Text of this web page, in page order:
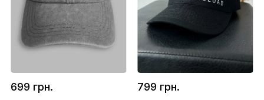
699 грн. 799 грн.